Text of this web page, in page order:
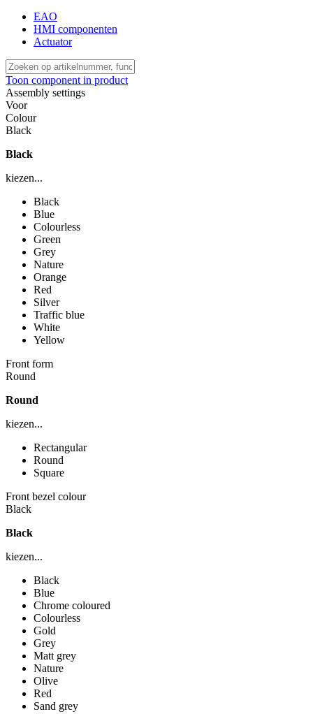
EAO
HMI componenten
Actuator
Toon component in product
Assembly settings
Voor
Colour
Black
Black
kiezen...
Black
Blue
Colourless
Green
Grey
Nature
Orange
Red
Silver
Traffic blue
White
Yellow
Front form
Round
Round
kiezen...
Rectangular
Round
Square
Front bezel colour
Black
Black
kiezen...
Black
Blue
Chrome coloured
Colourless
Gold
Grey
Matt grey
Nature
Olive
Red
Sand grey